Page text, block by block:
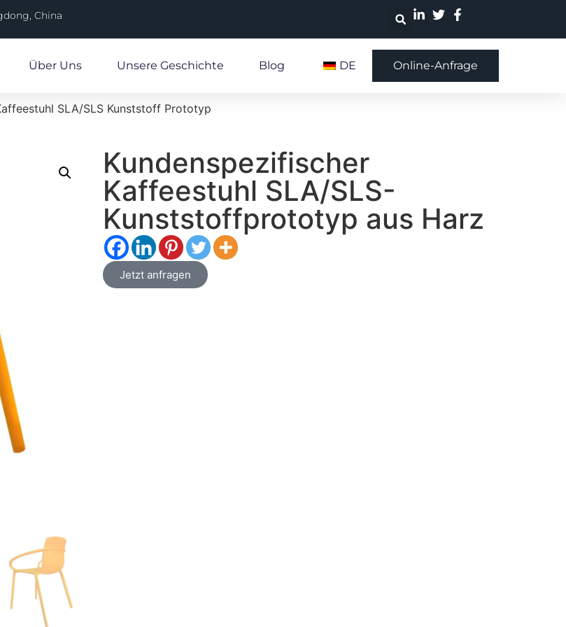
China
Über Uns Unsere Geschichte Blog DE Online-Anfrage
SLA/SLS Kunststoff Prototyp
Kundenspezifischer
Kaffeestuhl SLA/SLS-
Kunststoffprototyp aus Harz
Jetzt anfragen